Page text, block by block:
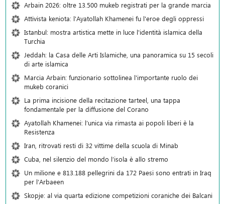
Arbain 2026: oltre 13.500 mukeb registrati per la grande marcia
Attivista keniota: l'Ayatollah Khamenei fu l'eroe degli oppressi
Istanbul: mostra artistica mette in luce l'identità islamica della
Turchia
Jeddah: la Casa delle Arti Islamiche, una panoramica su 15 secoli
di arte islamica
Marcia Arbain: funzionario sottolinea l'importante ruolo dei
mukeb coranici
La prima incisione della recitazione tarteel, una tappa
fondamentale per la diffusione del Corano
Ayatollah Khamenei: l’unica via rimasta ai popoli liberi è la
Resistenza
Iran, ritrovati resti di 32 vittime della scuola di Minab
Cuba, nel silenzio del mondo l’isola è allo stremo
Un milione e 813.188 pellegrini da 172 Paesi sono entrati in Iraq
per l’Arbaeen
Skopje: al via quarta edizione competizioni coraniche dei Balcani